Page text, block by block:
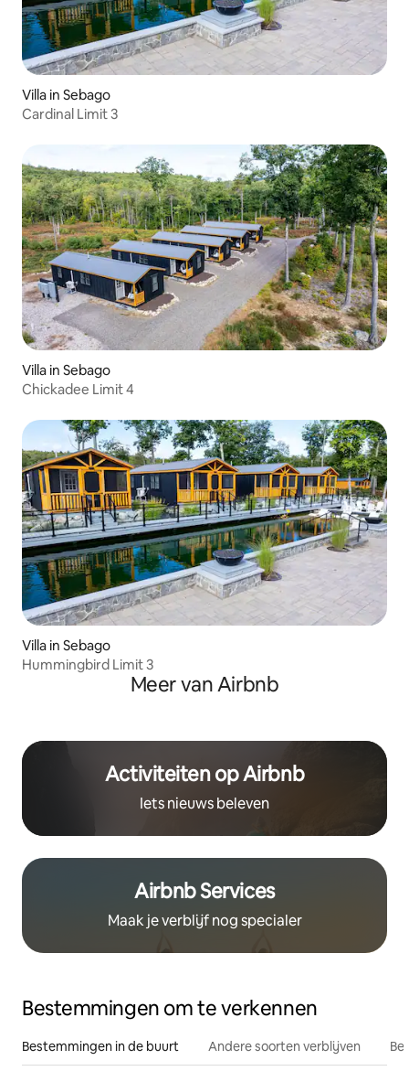
Villa in Sebago
Cardinal Limit 3
Villa in Sebago
Chickadee Limit 4
Villa in Sebago
Hummingbird Limit 3
Meer van Airbnb
Activiteiten op Airbnb
Iets nieuws beleven
Airbnb Services
Maak je verblijf nog specialer
Bestemmingen om te verkennen
Bestemmingen in de buurt Andere soorten verblijven